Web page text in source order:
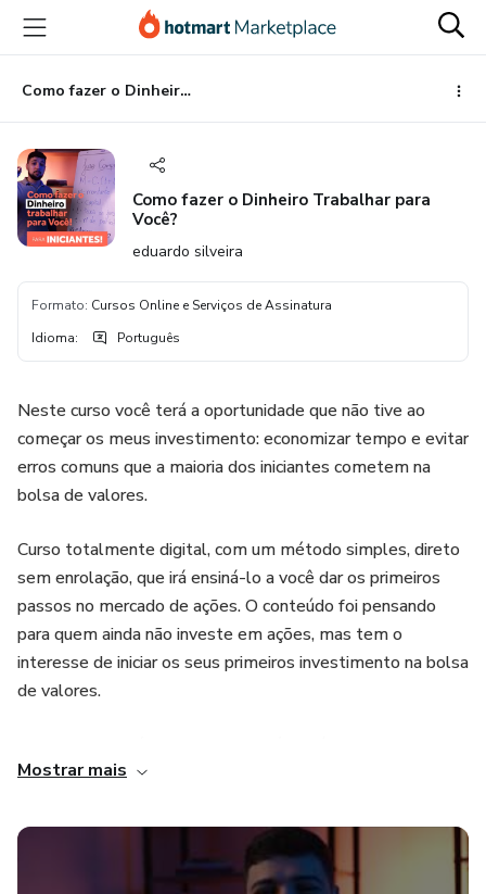
para
conteúdo
principal
para
pagamento
para
rodapé
Como fazer o Dinheiro Trabalhar para Você?
Como fazer o Dinheiro Trabalhar para
Você?
eduardo silveira
Formato: Cursos Online e Serviços de Assinatura
Idioma: Português
Neste curso você terá a oportunidade que não tive ao
começar os meus investimento: economizar tempo e evitar
erros comuns que a maioria dos iniciantes cometem na
bolsa de valores.
Curso totalmente digital, com um método simples, direto
sem enrolação, que irá ensiná-lo a você dar os primeiros
passos no mercado de ações. O conteúdo foi pensando
para quem ainda não investe em ações, mas tem o
interesse de iniciar os seus primeiros investimento na bolsa
de valores.
uma forma simples e de fácil compreensão como funciona
esta didática você não terá dificuldades de acompanhar o
Mostrar mais